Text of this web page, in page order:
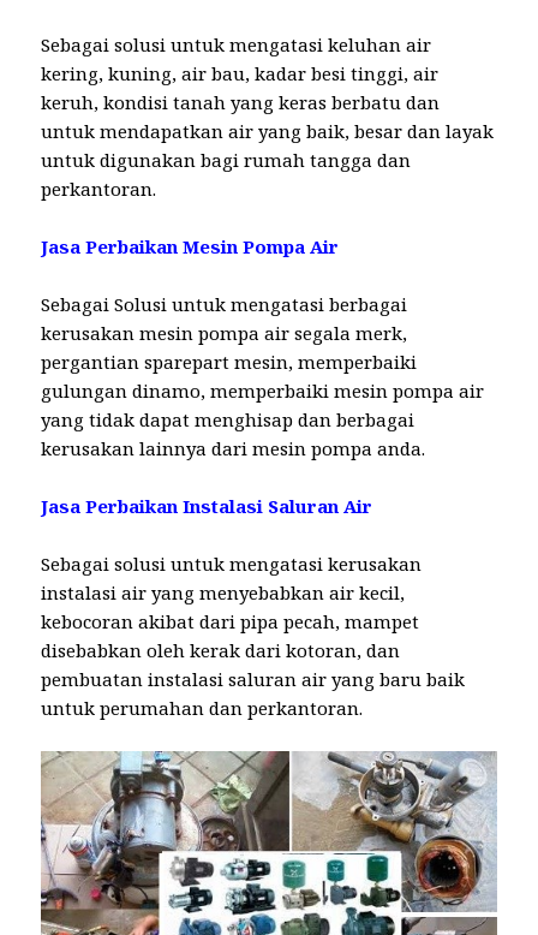
Sebagai solusi untuk mengatasi keluhan air
kering, kuning, air bau, kadar besi tinggi, air
keruh, kondisi tanah yang keras berbatu dan
untuk mendapatkan air yang baik, besar dan layak
untuk digunakan bagi rumah tangga dan
perkantoran.
Jasa Perbaikan Mesin Pompa Air
Sebagai Solusi untuk mengatasi berbagai
kerusakan mesin pompa air segala merk,
pergantian sparepart mesin, memperbaiki
gulungan dinamo, memperbaiki mesin pompa air
yang tidak dapat menghisap dan berbagai
kerusakan lainnya dari mesin pompa anda.
Jasa Perbaikan Instalasi Saluran Air
Sebagai solusi untuk mengatasi kerusakan
instalasi air yang menyebabkan air kecil,
kebocoran akibat dari pipa pecah, mampet
disebabkan oleh kerak dari kotoran, dan
pembuatan instalasi saluran air yang baru baik
untuk perumahan dan perkantoran.